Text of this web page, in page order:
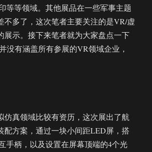
等等领域。其他展品在一些军事主题
不多了，这次笔者主要关注的是VR/虚
展示。接下来笔者就为大家盘点一下
没有涵盖所有参展的VR领域企业，
仿真领域比较有资历，这次展出了航
配方案，通过一块小间距LED屏，搭
手柄，以及设置在屏幕顶端的4个光